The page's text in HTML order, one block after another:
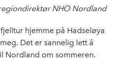
e
o
o
k
k
d
I
n
o
t
NHO Nordland
hjemme på Hadseløya
Det er sannelig lett å
Nordland om sommeren.